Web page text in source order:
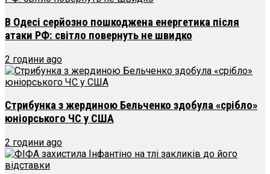
В Одесі серйозно пошкоджена енергетика після
атаки РФ: світло повернуть не швидко
2 години ago
Стрибунка з жердиною Бельченко здобула «срібло»
юніорського ЧС у США
2 години ago